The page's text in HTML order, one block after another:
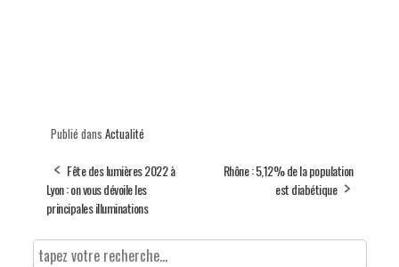
Publié dans Actualité
Fête des lumières 2022 à
Lyon : on vous dévoile les
principales illuminations
Rhône : 5,12% de la population
est diabétique